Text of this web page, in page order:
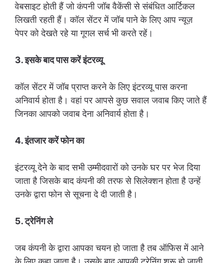
वेबसाइट होती हैं जो कंपनी जॉब वैकेंसी से संबंधित आर्टिकल
लिखती रहती हैं। कॉल सेंटर में जॉब पाने के लिए आप न्यूज़
पेपर को देखते रहे या गूगल सर्च भी करते रहें।
3. इसके बाद पास करें इंटरव्यू
कॉल सेंटर में जॉब प्राप्त करने के लिए इंटरव्यू पास करना
अनिवार्य होता है। वहां पर आपसे कुछ सवाल जवाब किए जाते हैं
जिनका आपको जवाब देना अनिवार्य होता है।
4. इंतजार करें फोन का
इंटरव्यू देने के बाद सभी उम्मीदवारों को उनके घर पर भेज दिया
जाता है जिसके बाद कंपनी की तरफ से सिलेक्शन होता है उन्हें
उनके द्वारा फोन से सूचना दे दी जाती है।
5. ट्रेनिंग ले
जब कंपनी के द्वारा आपका चयन हो जाता है तब ऑफिस में आने